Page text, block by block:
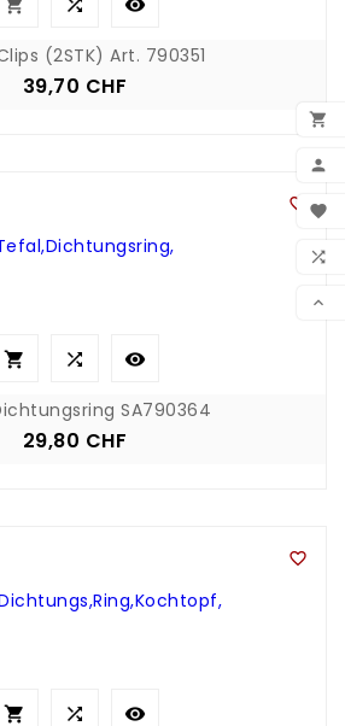





  
(2STK) Art. 790351
Preis
39,70 CHF

  
SA790364
Preis
29,80 CHF

  